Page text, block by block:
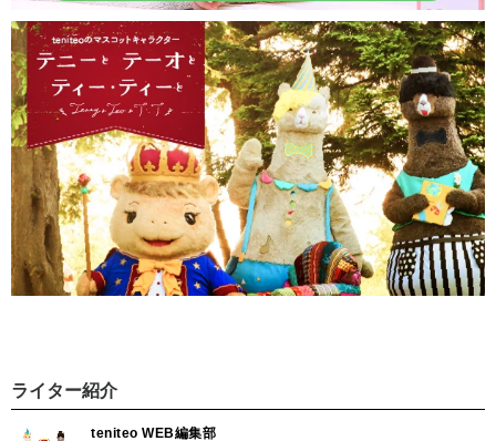
ライター紹介
teniteo WEB編集部